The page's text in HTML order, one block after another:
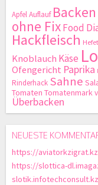
ApfelAuflauf Backen
ohne FixFood
Hackfleisch
Knoblauch Käse
Ofengericht Paprika
Rinderhack Sahne
Tomaten Tomatenmark
Überbacken
NEUESTE
https://aviatorkzigrat.kz
https://slottica-
slotik.infotechconsult.kz